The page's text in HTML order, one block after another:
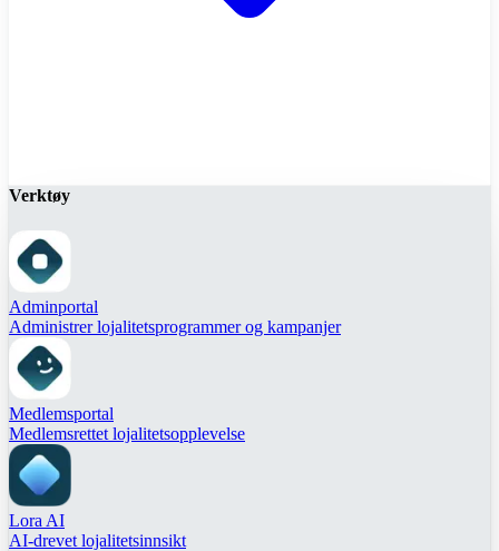
Verktøy
Adminportal
Administrer lojalitetsprogrammer og kampanjer
Medlemsportal
Medlemsrettet lojalitetsopplevelse
Lora AI
AI-drevet lojalitetsinnsikt